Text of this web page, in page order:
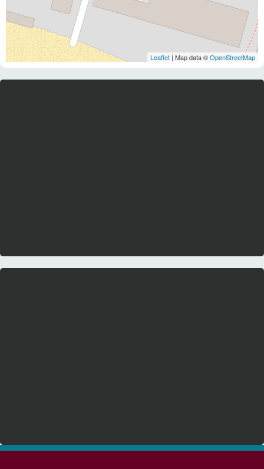
Leaflet | Map data ©OpenStreetMap